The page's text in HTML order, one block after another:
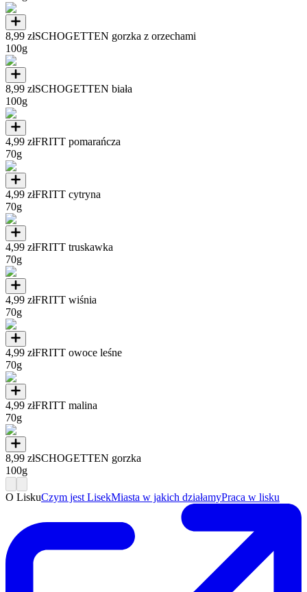
8,99 złSCHOGETTEN gorzka z orzechami
100g
8,99 złSCHOGETTEN biała
100g
4,99 złFRITT pomarańcza
70g
4,99 złFRITT cytryna
70g
4,99 złFRITT truskawka
70g
4,99 złFRITT wiśnia
70g
4,99 złFRITT owoce leśne
70g
4,99 złFRITT malina
70g
8,99 złSCHOGETTEN gorzka
100g
O LiskuCzym jest LisekMiasta w jakich działamyPraca w lisku